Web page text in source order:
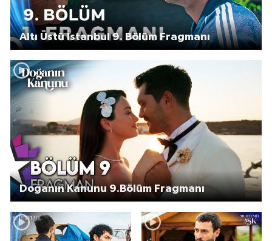
Altı Üstü İstanbul 9. Bölüm Fragmanı
Doğanın Kanunu 9.Bölüm Fragmanı